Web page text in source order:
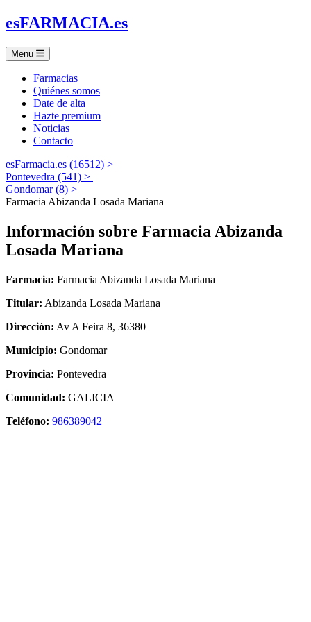
esFARMACIA.es
Menu
Farmacias
Quiénes somos
Date de alta
Hazte premium
Noticias
Contacto
esFarmacia.es (16512) >
Pontevedra (541) >
Gondomar (8) >
Farmacia Abizanda Losada Mariana
Información sobre Farmacia Abizanda
Losada Mariana
Farmacia: Farmacia Abizanda Losada Mariana
Titular: Abizanda Losada Mariana
Dirección: Av A Feira 8, 36380
Municipio: Gondomar
Provincia: Pontevedra
Comunidad: GALICIA
Teléfono: 986389042